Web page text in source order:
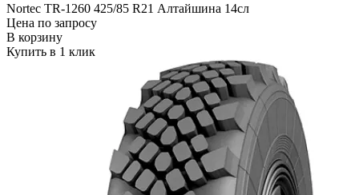
Nortec TR-1260 425/85 R21 Алтайшина 14сл
Цена по запросу
В корзину
Купить в 1 клик